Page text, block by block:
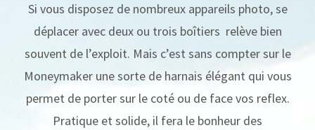
Si vous disposez de nombreux appareils photo, se
déplacer avec deux ou trois boîtiers relève bien
souvent de l’exploit. Mais c’est sans compter sur le
Moneymaker une sorte de harnais élégant qui vous
permet de porter sur le coté ou de face vos reflex.
Pratique et solide, il fera le bonheur des